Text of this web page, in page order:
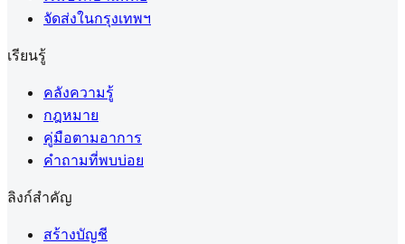
จัดส่งในกรุงเทพฯ
เรียนรู้
คลังความรู้
กฎหมาย
คู่มือตามอาการ
คำถามที่พบบ่อย
ลิงก์สำคัญ
สร้างบัญชี